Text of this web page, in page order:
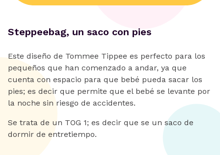
Steppeebag, un saco con pies
Este diseño de Tommee Tippee es perfecto para los
pequeños que han comenzado a andar, ya que
cuenta con espacio para que bebé pueda sacar los
pies; es decir que permite que el bebé se levante por
la noche sin riesgo de accidentes.
Se trata de un TOG 1; es decir que se un saco de
dormir de entretiempo.